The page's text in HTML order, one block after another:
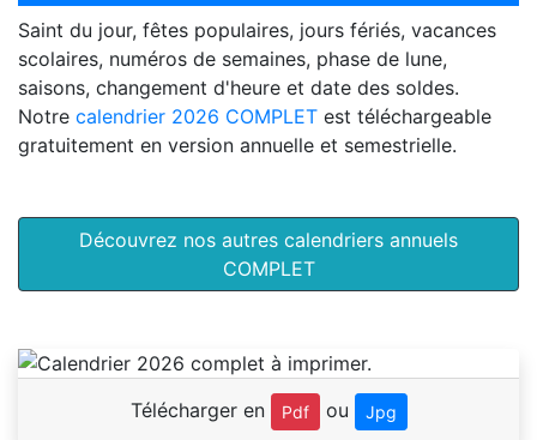
Saint du jour, fêtes populaires, jours fériés, vacances
scolaires, numéros de semaines, phase de lune,
saisons, changement d'heure et date des soldes.
Notre calendrier 2026 COMPLET est téléchargeable
gratuitement en version annuelle et semestrielle.
Découvrez nos autres calendriers annuels
COMPLET
Télécharger en Pdf ou Jpg